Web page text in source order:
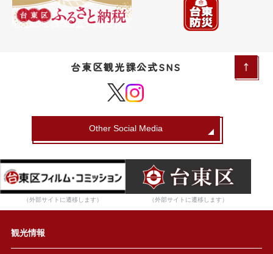
台東区観光課公式SNS
Other Social Media
（外部サイトに遷移します） （外部サイトに遷移します）
観光情報